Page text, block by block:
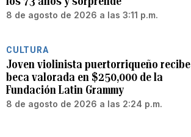
8 de agosto de 2026 a las 3:11 p.m.
CULTURA
Joven violinista puertorriqueño recibe
beca valorada en $250,000 de la
Fundación Latin Grammy
8 de agosto de 2026 a las 2:24 p.m.